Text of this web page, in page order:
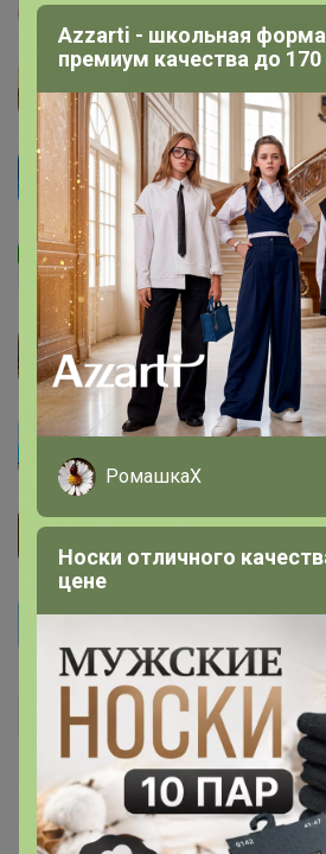
Azzarti - школьная
премиум качества до
РомашкаХ
Носки отличного
цене